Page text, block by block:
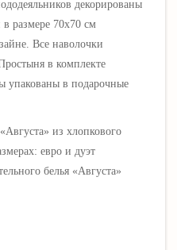
декорированы
в размере 70х70 см
Все наволочки
в комплекте
упакованы в подарочные
Августа» из хлопкового
евро и дуэт
белья «Августа»